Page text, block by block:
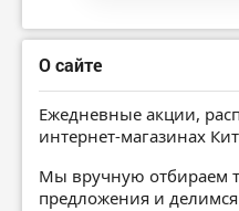
О сайте
Ежедневные акции,
интернет-магазинах
Мы вручную отбираем
предложения и